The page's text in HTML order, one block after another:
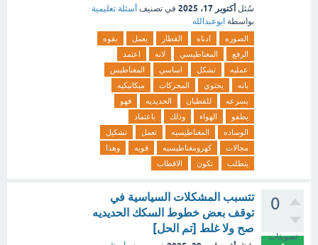
سُئل أكتوبر 17، 2025 في تصنيف أسئلة تعليمية
بواسطة ابوعبدالله
الصوره ادناه القطار يعمل
بقوه
الرفع
المغناطيسي لانه
اعتمد
عمليه
تشكل اساسي
المغناطيس
بانه
يحتوي المحركات
ميكانيكيه
بسرعه
للقطبان الحديديه
فهو
يطفو
الهواء وذلك
باعتماد
الوساده
المغناطيسيه تعمل
تشكيل
مجالات
كهرومغناطيسيه قويه
وهذا
يتطلب
تكون الاقطاب
0
تصويتات
تتسبب المشكلات السياسية في
توقف بعض خطوط السكك الحديديه
صح ولا غلط [تم الحل]